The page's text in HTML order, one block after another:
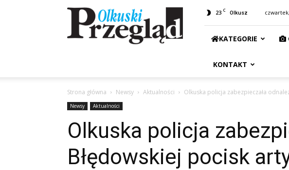
Przegląd
Olkuski
23 C Olkusz
KATEGORIE
KONTAKT
Strona główna Newsy Aktualności Olkuska policja zabezpieczała
Newsy Aktualności
Olkuska policja
Błędowskiej pocisk